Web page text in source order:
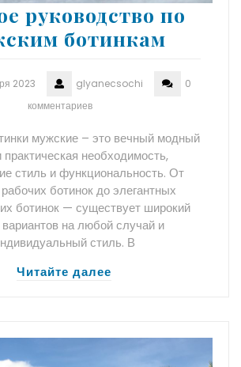
руководство по
ботинкам
2023 glyanecsochi
0
комментариев
мужские – это вечный модный
практическая необходимость,
стиль и функциональность. От
ботинок до элегантных
ботинок — существует широкий
на любой случай и
стиль. В
Читайте далее